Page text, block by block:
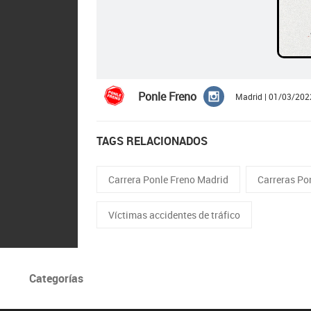
Ponle Freno Madrid | 01/03/
TAGS RELACIONADOS
Carrera Ponle Freno Madrid Carreras
Víctimas accidentes de tráfico
Categorías